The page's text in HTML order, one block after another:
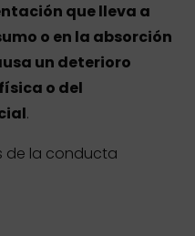
que lleva a
o en la absorción
un deterioro
o del
.
de la conducta